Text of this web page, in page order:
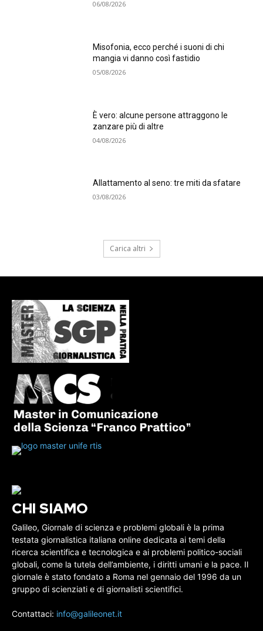
06/08/2026
Misofonia, ecco perché i suoni di chi
mangia vi danno così fastidio
05/08/2026
È vero: alcune persone attraggono le
zanzare più di altre
04/08/2026
Allattamento al seno: tre miti da sfatare
03/08/2026
Carica altri
CHI SIAMO
Galileo, Giornale di scienza e problemi globali è la prima
testata giornalistica italiana online dedicata ai temi della
ricerca scientifica e tecnologica e ai problemi politico-sociali
globali, come la tutela dell’ambiente, i diritti umani e la pace. Il
giornale è stato fondato a Roma nel gennaio del 1996 da un
gruppo di scienziati e di giornalisti scientifici.
Contattaci: info@galileonet.it